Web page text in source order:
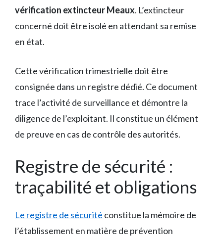
vérification extincteur Meaux. L’extincteur
concerné doit être isolé en attendant sa remise
en état.
Cette vérification trimestrielle doit être
consignée dans un registre dédié. Ce document
trace l’activité de surveillance et démontre la
diligence de l’exploitant. Il constitue un élément
de preuve en cas de contrôle des autorités.
Registre de sécurité :
traçabilité et obligations
Le registre de sécurité constitue la mémoire de
l’établissement en matière de prévention